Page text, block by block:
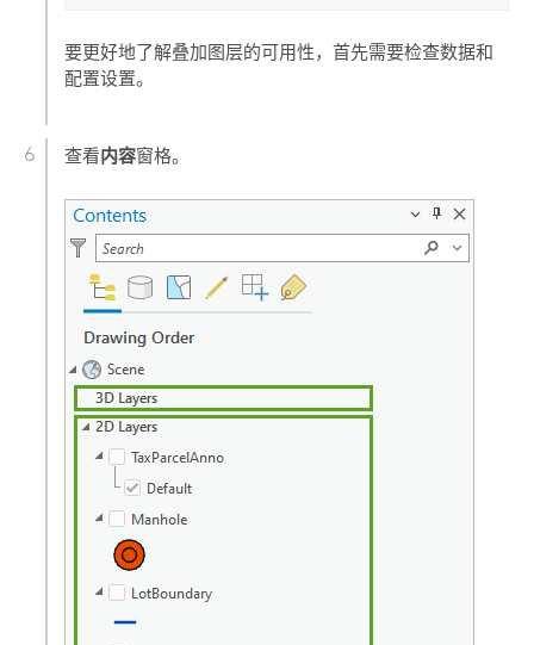
要更好地了解叠加图层的可用性，首先需要检查数据和
配置设置。
查看内容窗格。